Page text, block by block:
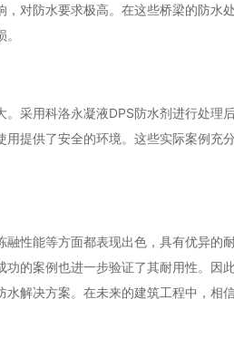
对防水要求极高。在这些桥梁的防水
采用科洛永凝液DPS防水剂进行处理
提供了安全的环境。这些实际案例充
性能等方面都表现出色，具有优异的
的案例也进一步验证了其耐用性。因
解决方案。在未来的建筑工程中，相